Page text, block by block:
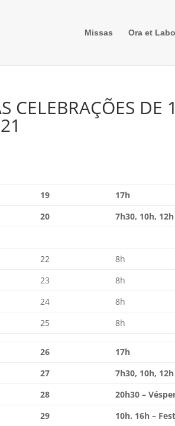
Missas Ora et
CELEBRAÇÕES
19
17h
20 7h30, 10h, 12h
22
8h
23
8h
24
8h
25 8h
26
17h
27
7h30, 10h, 12h
28
20h30 –
29
10h. 16h –